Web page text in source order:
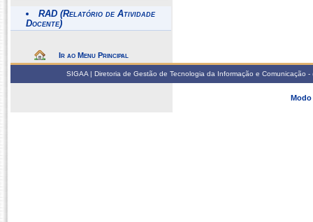
RAD (Relatório de Atividade
Docente)
Ir ao Menu Principal
SIGAA | Diretoria de Gestão de Tecnologia da Informação e
Modo